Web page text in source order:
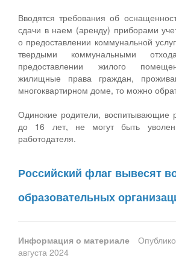
Вводятся требования об
сдачи в наем (аренду) приборами
о предоставлении коммунальной
твердыми коммунальными
предоставлении жилого
жилищные права граждан,
многоквартирном доме, то можно
Одинокие родители, воспитывающие
до 16 лет, не могут быть
работодателя.
Российский флаг вывесят
образовательных
Информация о материале
августа 2024